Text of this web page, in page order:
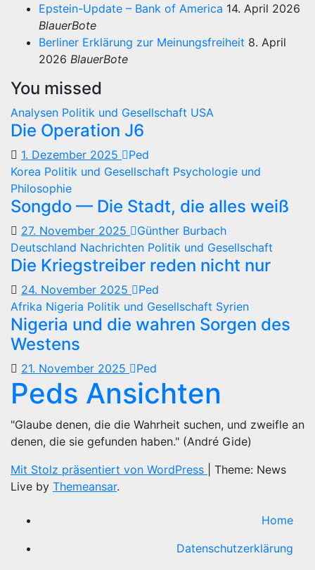
Epstein-Update – Bank of America 14. April 2026
BlauerBote
Berliner Erklärung zur Meinungsfreiheit 8. April
2026 BlauerBote
You missed
Analysen Politik und Gesellschaft USA
Die Operation J6
1. Dezember 2025
Ped
Korea Politik und Gesellschaft Psychologie und
Philosophie
Songdo — Die Stadt, die alles weiß
27. November 2025
Günther Burbach
Deutschland Nachrichten Politik und Gesellschaft
Die Kriegstreiber reden nicht nur
24. November 2025
Ped
Afrika Nigeria Politik und Gesellschaft Syrien
Nigeria und die wahren Sorgen des
Westens
21. November 2025 Ped
Peds Ansichten
"Glaube denen, die die Wahrheit suchen, und zweifle an
denen, die sie gefunden haben." (André Gide)
Mit Stolz präsentiert von WordPress
Theme: News
Live by Themeansar.
Home
Datenschutzerklärung